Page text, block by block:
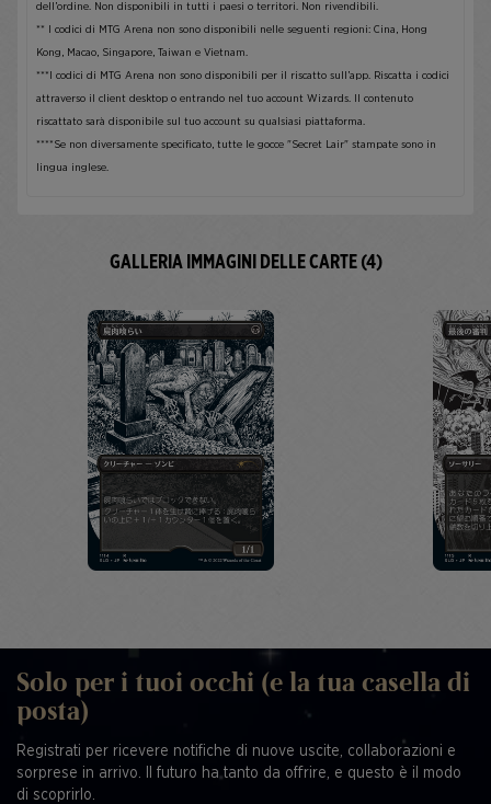
dell’ordine. Non disponibili in tutti i paesi o territori. Non rivendibili.
** I codici di MTG Arena non sono disponibili nelle seguenti regioni: Cina, Hong
Kong, Macao, Singapore, Taiwan e Vietnam.
***I codici di MTG Arena non sono disponibili per il riscatto sull’app. Riscatta i codici
attraverso il client desktop o entrando nel tuo account Wizards. Il contenuto
riscattato sarà disponibile sul tuo account su qualsiasi piattaforma.
****Se non diversamente specificato, tutte le gocce "Secret Lair" stampate sono in
lingua inglese.
GALLERIA IMMAGINI DELLE CARTE (4)
Solo per i tuoi occhi (e la tua casella di
posta)
Registrati per ricevere notifiche di nuove uscite, collaborazioni e
sorprese in arrivo. Il futuro ha tanto da offrire, e questo è il modo
di scoprirlo.